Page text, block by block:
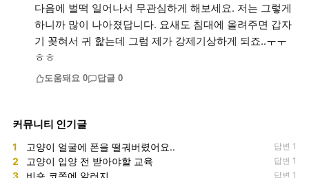
다음에 벌떡 일어나서 무관심하게 해보세요. 저는 그렇게
하니까 많이 나아졌답니다. 요새도 침대에 올려주면 갑자
기 꽂혀서 귀 핥는데 그럼 제가 강제기상하게 되죠..ㅜㅜ
ㅎㅎ
도움돼요 0 답글 0
커뮤니티 인기글
1 고양이 얼굴에 폰을 떨궈버렸어요.. 답변 1
2 고양이 입양 전 받아야할 교육 답변 1
3 비숑 코쪽에 알러지 답변 1